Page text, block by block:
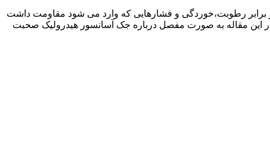
رطوبت،خوردگی و فشارهایی که وارد می شود مقاومت داشت
این مقاله به صورت مفصل درباره جک آسانسور هیدرولیک صحبت